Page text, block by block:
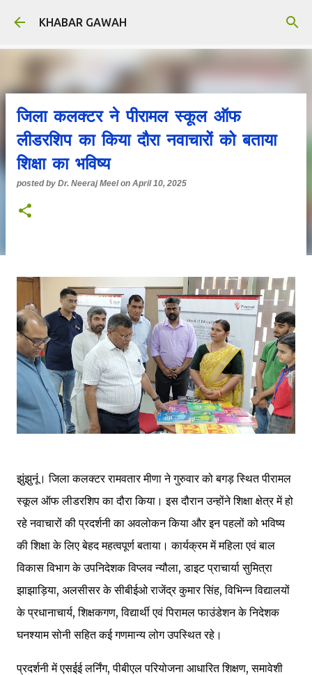
Skip to main content
KHABAR GAWAH
जिला कलक्टर ने पीरामल स्कूल ऑफ
लीडरशिप का किया दौरा नवाचारों को बताया
शिक्षा का भविष्य
posted by Dr. Neeraj Meel on April 10, 2025
झुंझुनूंं। जिला कलक्टर रामवतार मीणा ने गुरुवार को बगड़ स्थित पीरामल
स्कूल ऑफ लीडरशिप का दौरा किया। इस दौरान उन्होंने शिक्षा क्षेत्र में हो
रहे नवाचारों की प्रदर्शनी का अवलोकन किया और इन पहलों को भविष्य
की शिक्षा के लिए बेहद महत्वपूर्ण बताया। कार्यक्रम में महिला एवं बाल
विकास विभाग के उपनिदेशक विप्लव न्यौला, डाइट प्राचार्या सुमित्रा
झाझाड़िया, अलसीसर के सीबीईओ राजेंद्र कुमार सिंह, विभिन्न विद्यालयों
के प्रधानाचार्य, शिक्षकगण, विद्यार्थी एवं पिरामल फाउंडेशन के निदेशक
घनश्याम सोनी सहित कई गणमान्य लोग उपस्थित रहे।
प्रदर्शनी में एसईई लर्निंग, पीबीएल परियोजना आधारित शिक्षण, समावेशी